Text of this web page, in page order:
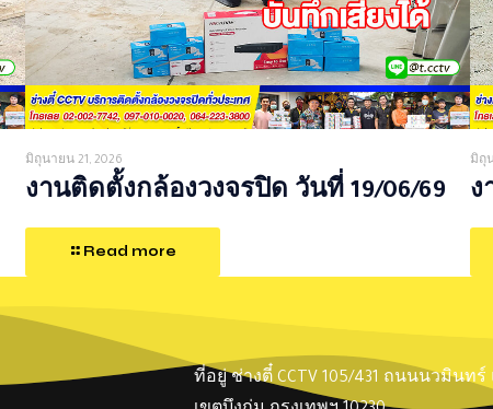
มิถุนายน 21, 2026
งานติดตั้งกล้องวงจรปิด วันที่ 19/06/69
Read more
มิถุ
ง
ที่อยู่ ช่างตี๋ CCTV 105/431 ถนนนวมินท